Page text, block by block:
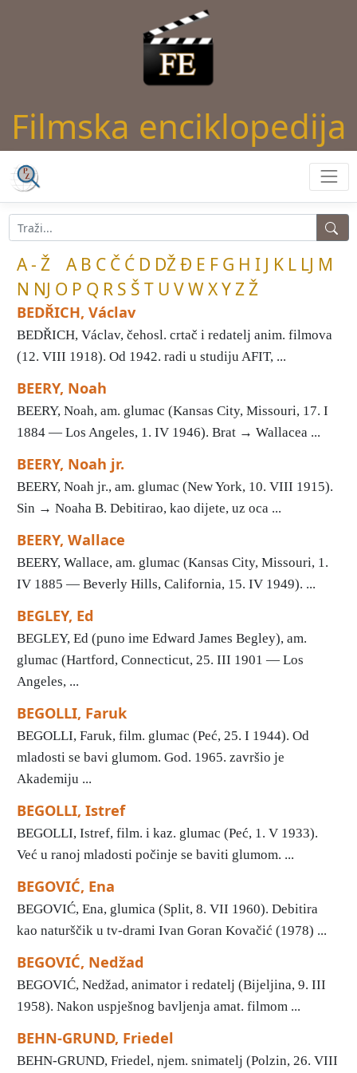
Filmska enciklopedija
A - Ž A B C Č Ć D DŽĐ E F G H I J K L LJ M
N NJ O P Q R S Š T U VWXYZŽ
BEDŘICH, Václav
BEDŘICH, Václav, čehosl. crtač i redatelj anim. filmova
(12. VIII 1918). Od 1942. radi u studiju AFIT, ...
BEERY, Noah
BEERY, Noah, am. glumac (Kansas City, Missouri, 17. I
1884 — Los Angeles, 1. IV 1946). Brat → Wallacea ...
BEERY, Noah jr.
BEERY, Noah jr., am. glumac (New York, 10. VIII 1915).
Sin → Noaha B. Debitirao, kao dijete, uz oca ...
BEERY, Wallace
BEERY, Wallace, am. glumac (Kansas City, Missouri, 1.
IV 1885 — Beverly Hills, California, 15. IV 1949). ...
BEGLEY, Ed
BEGLEY, Ed (puno ime Edward James Begley), am.
glumac (Hartford, Connecticut, 25. III 1901 — Los
Angeles, ...
BEGOLLI, Faruk
BEGOLLI, Faruk, film. glumac (Peć, 25. I 1944). Od
mladosti se bavi glumom. God. 1965. završio je
Akademiju ...
BEGOLLI, Istref
BEGOLLI, Istref, film. i kaz. glumac (Peć, 1. V 1933).
Već u ranoj mladosti počinje se baviti glumom. ...
BEGOVIĆ, Ena
BEGOVIĆ, Ena, glumica (Split, 8. VII 1960). Debitira
kao naturščik u tv-drami Ivan Goran Kovačić (1978) ...
BEGOVIĆ, Nedžad
BEGOVIĆ, Nedžad, animator i redatelj (Bijeljina, 9. III
1958). Nakon uspješnog bavljenja amat. filmom ...
BEHN-GRUND, Friedel
BEHN-GRUND, Friedel, njem. snimatelj (Polzin, 26. VIII